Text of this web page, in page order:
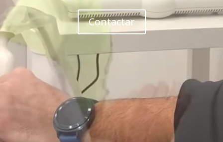
Contactar